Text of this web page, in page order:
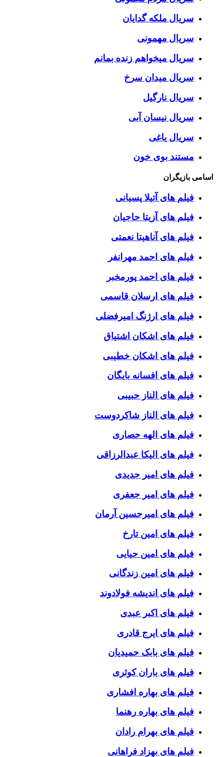
سریال ملکه گدایان
سریال مهمونی
سریال میخواهم زنده بمانم
سریال میدان سرخ
سریال نارگیل
سریال نیسان آبی
سریال یاغی
مستند بوی خون
اسامی بازیگران
فیلم های آتیلا پسیانی
فیلم های آزیتا حاجیان
فیلم های آناهیتا نعمتی
فیلم های احمد مهرانفر
فیلم های احمد پورمخبر
فیلم های ارسلان قاسمی
فیلم های ارژنگ امیرفضلی
فیلم های اشکان اشتیاق
فیلم های اشکان خطیبی
فیلم های افسانه بایگان
فیلم های الناز حبیبی
فیلم های الناز شاکردوست
فیلم های الهه حصاری
فیلم های الیکا عبدالرزاقی
فیلم های امیر جدیدی
فیلم های امیر جعفری
فیلم های امیرحسین آرمان
فیلم های امین تارخ
فیلم های امین حیایی
فیلم های امین زندگانی
فیلم های اندیشه فولادوند
فیلم های اکبر عبدی
فیلم های ایرج قادری
فیلم های بابک حمیدیان
فیلم های باران کوثری
فیلم های بهاره افشاری
فیلم های بهاره رهنما
فیلم های بهرام رادان
فیلم های بهزاد فراهانی